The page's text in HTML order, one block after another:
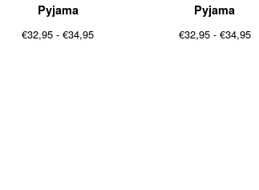
Pyjama
€32,95 - €34,95Prijsklasse:
Pyjama
€32,95 - €34,95